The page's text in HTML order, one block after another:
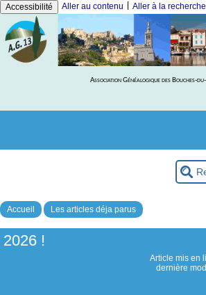
Accessibilité Aller au contenu Aller à la recherche
Association Généalogique des Bouches-
Accueil Les articles déja parus
2026 !
Article mis en
dernière